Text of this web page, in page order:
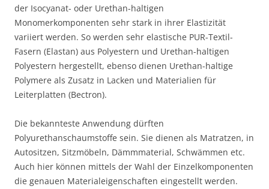
der Isocyanat- oder Urethan-haltigen
Monomerkomponenten sehr stark in ihrer Elastizität
variiert werden. So werden sehr elastische PUR-Textil-
Fasern (Elastan) aus Polyestern und Urethan-haltigen
Polyestern hergestellt, ebenso dienen Urethan-haltige
Polymere als Zusatz in Lacken und Materialien für
Leiterplatten (Bectron).
Die bekannteste Anwendung dürften
Polyurethanschaumstoffe sein. Sie dienen als Matratzen, in
Autositzen, Sitzmöbeln, Dämmmaterial, Schwämmen etc.
Auch hier können mittels der Wahl der Einzelkomponenten
die genauen Materialeigenschaften eingestellt werden.